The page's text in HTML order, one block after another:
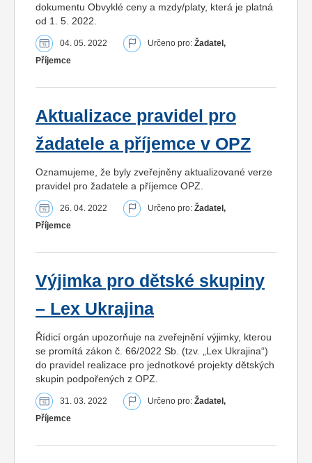
dokumentu Obvyklé ceny a mzdy/platy, která je platná
od 1. 5. 2022.
04. 05. 2022 Určeno pro: Žadatel,
Příjemce
Aktualizace pravidel pro
žadatele a příjemce v OPZ
Oznamujeme, že byly zveřejněny aktualizované verze
pravidel pro žadatele a příjemce OPZ.
26. 04. 2022 Určeno pro: Žadatel,
Příjemce
Výjimka pro dětské skupiny
– Lex Ukrajina
Řídicí orgán upozorňuje na zveřejnění výjimky, kterou
se promítá zákon č. 66/2022 Sb. (tzv. „Lex Ukrajina“)
do pravidel realizace pro jednotkové projekty dětských
skupin podpořených z OPZ.
31. 03. 2022 Určeno pro: Žadatel,
Příjemce